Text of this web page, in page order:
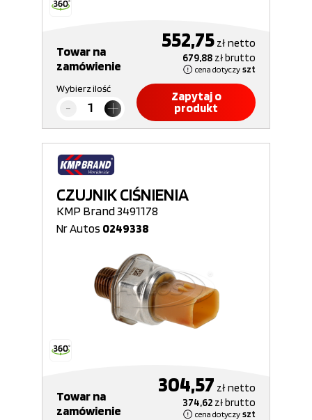
Towar na
zamówienie
552,75 złnetto
679,88 złbrutto
cena dotyczy szt
Wybierz ilość
Zapytaj o
produkt
CZUJNIK CIŚNIENIA
KMP Brand 3491178
Nr Autos 0249338
Towar na
zamówienie
304,57 złnetto
374,62 złbrutto
cena dotyczy szt